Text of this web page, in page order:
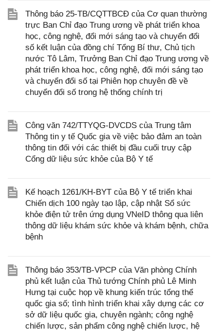
Thông báo 25-TB/CQTTBCĐ của Cơ quan thường
trực Ban Chỉ đạo Trung ương về phát triển khoa
học, công nghệ, đổi mới sáng tạo và chuyển đổi
số kết luận của đồng chí Tổng Bí thư, Chủ tịch
nước Tô Lâm, Trưởng Ban Chỉ đạo Trung ương về
phát triển khoa học, công nghệ, đổi mới sáng tạo
và chuyển đổi số tại Phiên họp chuyên đề về
chuyển đổi số trong hệ thống chính trị
Công văn 742/TTYQG-DVCDS của Trung tâm
Thông tin y tế Quốc gia về việc bảo đảm an toàn
thông tin đối với các thiết bị đầu cuối truy cập
Cổng dữ liệu sức khỏe của Bộ Y tế
Kế hoạch 1261/KH-BYT của Bộ Y tế triển khai
Chiến dịch 100 ngày tạo lập, cập nhật Sổ sức
khỏe điện tử trên ứng dụng VNeID thông qua liên
thông dữ liệu khám sức khỏe và khám bệnh, chữa
bệnh
Thông báo 353/TB-VPCP của Văn phòng Chính
phủ kết luận của Thủ tướng Chính phủ Lê Minh
Hưng tại cuộc họp về khung kiến trúc tổng thể
quốc gia số; tình hình triển khai xây dựng các cơ
sở dữ liệu quốc gia, chuyên ngành; công nghệ
chiến lược, sản phẩm công nghệ chiến lược, hệ